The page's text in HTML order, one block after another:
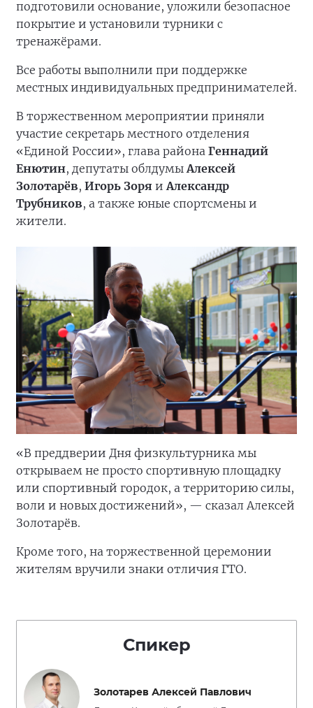
подготовили основание, уложили безопасное
покрытие и установили турники с
тренажёрами.
Все работы выполнили при поддержке
местных индивидуальных предпринимателей.
В торжественном мероприятии приняли
участие секретарь местного отделения
«Единой России», глава района Геннадий
Енютин, депутаты облдумыАлексей
Золотарёв, Игорь Зоря иАлександр
Трубников, а также юные спортсмены и
жители.
«В преддверии Дня физкультурника мы
открываем не просто спортивную площадку
или спортивный городок, а территорию силы,
воли и новых достижений», — сказал Алексей
Золотарёв.
Кроме того, на торжественной церемонии
жителям вручили знаки отличия ГТО.
Спикер
Золотарев Алексей Павлович